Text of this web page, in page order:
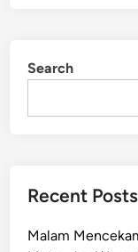
Search
Recent Posts
Malam